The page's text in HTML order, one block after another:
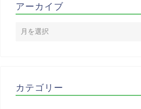
アーカイブ
カテゴリー